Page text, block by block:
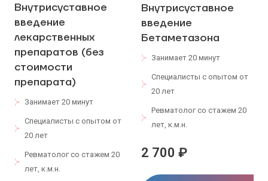
Внутрисуставное
введение
лекарственных
препаратов (без
стоимости
препарата)
Занимает 20 минут
Специалисты с опытом от
20 лет
Ревматолог со стажем 20
лет, к.м.н.
Внутрисуставное
введение
Бетаметазона
Занимает 20 минут
Специалисты с опытом от
20 лет
Ревматолог со стажем 20
лет, к.м.н.
2 700 ₽